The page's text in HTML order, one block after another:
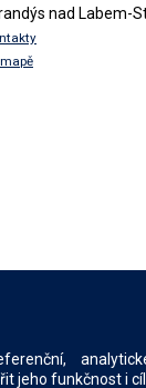
nad Labem-
jeho funkčnost i